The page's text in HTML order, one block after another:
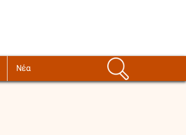
Νέα